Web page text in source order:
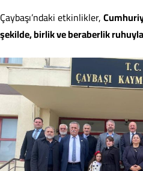
Çaybaşı’ndaki etkinlikler,
şekilde, birlik ve beraberlik ruhuyla